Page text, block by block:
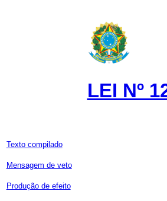
LEI Nº
Texto compilado
Mensagem de veto
Produção de efeito